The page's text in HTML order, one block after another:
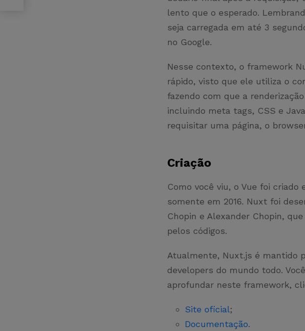
lento que o esperado.
seja carregada em até 3
no Google.
Nesse contexto, o framework
rápido, visto que ele utiliza o
fazendo com que a
incluindo meta tags, CSS e
requisitar uma página, o
Criação
Como você viu, o Vue foi
somente em 2016. Nuxt foi
Chopin e Alexander Chopin,
pelos códigos.
Atualmente, Nuxt.js é mantido
developers do mundo todo.
aprofundar neste framework,
Site oficial;
Documentação.